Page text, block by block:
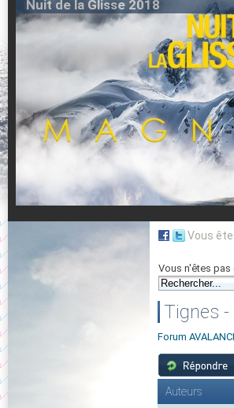
Aujourd'hui : T°
Suivez en
Nuit de la Glisse 2018
Vous
Vous n'êtes pas
Tignes
Forum
Auteurs